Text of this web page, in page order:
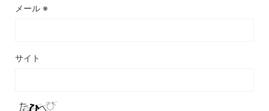
メール ※
サイト